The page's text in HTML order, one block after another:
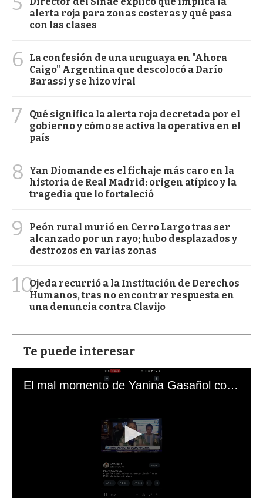
alerta roja para zonas costeras y qué pasa
con las clases
6
La confesión de una uruguaya en "Ahora
Caigo" Argentina que descolocó a Darío
Barassi y se hizo viral
7
Qué significa la alerta roja decretada por el
gobierno y cómo se activa la operativa en el
país
8
Yan Diomande es el fichaje más caro en la
historia de Real Madrid: origen atípico y la
tragedia que lo fortaleció
9
Peón rural murió en Cerro Largo tras ser
alcanzado por un rayo; hubo desplazados y
destrozos en varias zonas
10Ojeda recurrió a la Institución de Derechos
Humanos, tras no encontrar respuesta en
una denuncia contra Clavijo
Te puede interesar
El mal momento de Yanina Gasañol con un hincha argentino en "Subrayado"